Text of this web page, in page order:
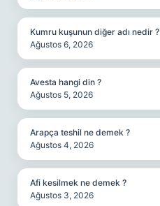
Kumru kuşunun diğer adı nedir ?
Ağustos 6, 2026
Avesta hangi din ?
Ağustos 5, 2026
Arapça teshil ne demek ?
Ağustos 4, 2026
Afi kesilmek ne demek ?
Ağustos 3, 2026